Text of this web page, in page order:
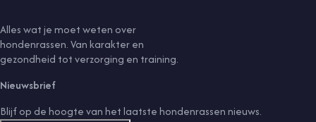
Alles wat je moet weten over
hondenrassen. Van karakter en
gezondheid tot verzorging en training.
Nieuwsbrief
Blijf op de hoogte van het laatste hondenrassen nieuws.